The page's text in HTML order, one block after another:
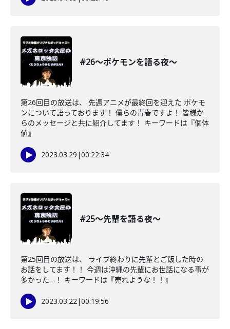
#26〜ポケモンを語る夜〜
第26回目の放送は、 先週アニメが最終回を迎えた ポケモ
ンについて語っております！ 僕らの青春ですよ！ 皆様か
らのメッセージと共に紹介してます！ キーワードは『個体
値』
2023.03.29 |00:22:34
#25〜先輩を語る夜〜
第25回目の放送は、 ライブ終わりに先輩とご飯した時の
お話をしてます！！ 今週は沖縄の先輩にお世話になる事が
多かった…！ キーワードは『売れような！！』
2023.03.22|00:19:56